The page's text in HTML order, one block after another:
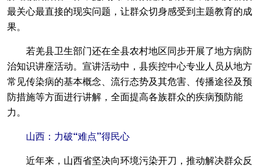
最关心最直接的现实问题，让群众切身感受到主题教育的成
果。
若羌县卫生部门还在全县农村地区同步开展了地方病防
治知识讲座活动。宣讲活动中，县疾控中心专业人员从地方
常见传染病的基本概念、流行态势及其危害、传播途径及预
防措施等方面进行讲解，全面提高各族群众的疾病预防能
力。
山西：力破“难点”得民心
近年来，山西省坚决向环境污染开刀，推动解决群众反